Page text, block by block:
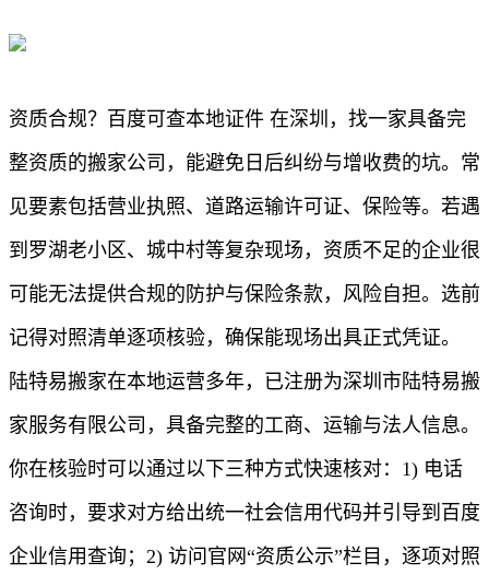
资质合规？百度可查本地证件 在深圳，找一家具备完
整资质的搬家公司，能避免日后纠纷与增收费的坑。常
见要素包括营业执照、道路运输许可证、保险等。若遇
到罗湖老小区、城中村等复杂现场，资质不足的企业很
可能无法提供合规的防护与保险条款，风险自担。选前
记得对照清单逐项核验，确保能现场出具正式凭证。
陆特易搬家在本地运营多年，已注册为深圳市陆特易搬
家服务有限公司，具备完整的工商、运输与法人信息。
你在核验时可以通过以下三种方式快速核对：1) 电话
咨询时，要求对方给出统一社会信用代码并引导到百度
企业信用查询；2) 访问官网“资质公示”栏目，逐项对照